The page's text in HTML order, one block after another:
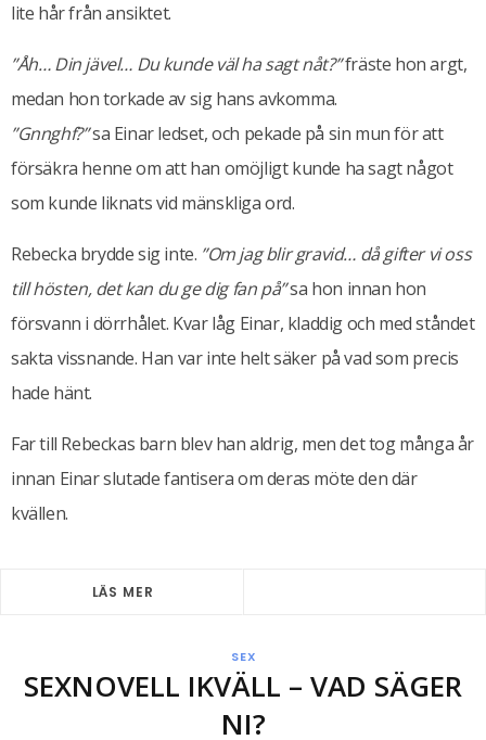
lite hår från ansiktet.
”Åh… Din jävel… Du kunde väl ha sagt nåt?”fräste hon argt,
medan hon torkade av sig hans avkomma.
”Gnnghf?”sa Einar ledset, och pekade på sin mun för att
försäkra henne om att han omöjligt kunde ha sagt något
som kunde liknats vid mänskliga ord.
Rebecka brydde sig inte. ”Om jag blir gravid… då gifter vi oss
till hösten, det kan du ge dig fan på”sa hon innan hon
försvann i dörrhålet. Kvar låg Einar, kladdig och med ståndet
sakta vissnande. Han var inte helt säker på vad som precis
hade hänt.
Far till Rebeckas barn blev han aldrig, men det tog många år
innan Einar slutade fantisera om deras möte den där
kvällen.
LÄS MER
SEX
SEXNOVELL IKVÄLL – VAD SÄGER
NI?